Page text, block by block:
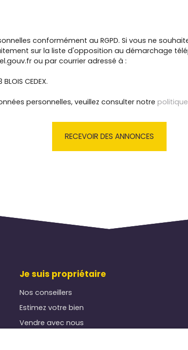
conformément au RGPD. Si vous ne
sur la liste d'opposition au démarchage
ou par courrier adressé à :
CEDEX.
personnelles, veuillez consulter notre
RECEVOIR DES ANNONCES
Je suis propriétaire
Nos conseillers
Estimez votre bien
Vendre avec nous